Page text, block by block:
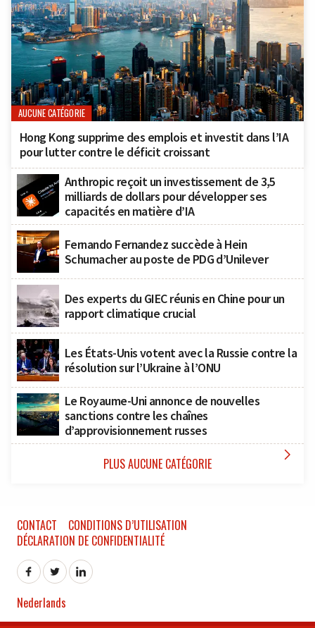
AUCUNE CATÉGORIE
Hong Kong supprime des emplois et investit dans l’IA
pour lutter contre le déficit croissant
Anthropic reçoit un investissement de 3,5
milliards de dollars pour développer ses
capacités en matière d’IA
Fernando Fernandez succède à Hein
Schumacher au poste de PDG d’Unilever
Des experts du GIEC réunis en Chine pour un
rapport climatique crucial
Les États-Unis votent avec la Russie contre la
résolution sur l’Ukraine à l’ONU
Le Royaume-Uni annonce de nouvelles
sanctions contre les chaînes
d’approvisionnement russes
PLUS AUCUNE CATÉGORIE 
CONTACT
CONDITIONS D’UTILISATION
DÉCLARATION DE CONFIDENTIALITÉ
Nederlands